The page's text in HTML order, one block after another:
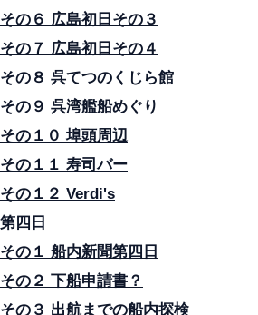
その６ 広島初日その３
その７ 広島初日その４
その８ 呉てつのくじら館
その９ 呉湾艦船めぐり
その１０ 埠頭周辺
その１１ 寿司バー
その１２ Verdi's
第四日
その１ 船内新聞第四日
その２ 下船申請書？
その３ 出航までの船内探検